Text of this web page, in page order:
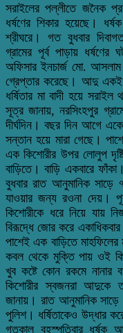
সরাইলের পল্লীতে জনৈক
ধর্ষণের শিকার হয়েছে।
শ্রীঘরে। গত বুধবার
গ্রামের পূর্ব পাড়ায়
অফিসার ইনচার্জ মো.
গ্রেপ্তার করেছে। আদু একই
ধর্ষিতার মা বাদী হয়ে
সূত্র জানায়, নরসিংহপুর
দীর্ঘদিন। বছর দিন আগে
সন্তান হয়ে মারা গেছে।
এক কিশোরীর উপর লোলুপ
বাড়িতে। বাড়ি একবারে
বুধবার রাত আনুমানিক সাড়ে
যাওয়ার জন্য রওনা দেয়।
কিশোরীকে ধরে নিয়ে যায়
বিরূদ্ধে জোর করে
পাশেই এক বাড়িতে
কবল থেকে মুক্তি পায় ওই
খুব কষ্টে কোন রকমে নানার
কিশোরীর স্বজনরা আদুকে
জানায়। রাত আনুমানিক
পুলিশ। ধর্ষিতাকেও উদ্ধার
গতকাল বৃহস্পতিবার ধর্ষক